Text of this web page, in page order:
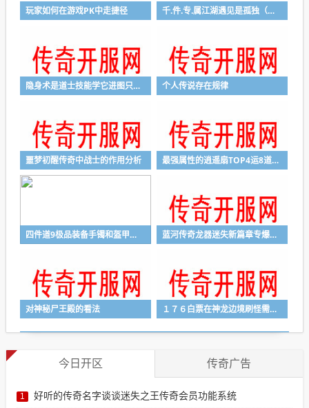
玩家如何在游戏PK中走捷径 千.件.专.属江湖遇见是孤独（三）
隐身术是道士技能学它进图只有达到了三十五级之后才能进入高级地图用 个人传说存在规律
噩梦初醒传奇中战士的作用分析 最强属性的逍遥扇TOP4运8道18不是第传奇私服新开一秒一
四件道9极品装备手镯和盔甲强得离谱 蓝河传奇龙器迷失新篇章专爆宝石碎片地图
对神秘尸王殿的看法 １７６白票在神龙边境刷怪需掌握的技巧
今日开区 传奇广告
1 好听的传奇名字谈谈迷失之王传奇会员功能系统